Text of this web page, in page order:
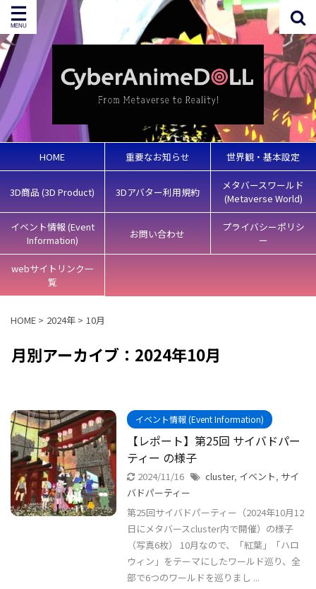
HOME 重要なお知らせ 世界観・基本設定
3D商品 (3D Product) 3Dアバター利用規約
メタバースワールド
(Metaverse World)
イベント情報 (Event
Information)
お問い合わせ
プライバシーポリシ
ー
webサイトリンク一
覧
HOME > 2024年 > 10月
月別アーカイブ：2024年10月
イベント情報 (Event Information)
【レポート】第25回 サイバドパー
ティー の様子
2024/11/16 cluster, イベント, サイ
バドパーティー
第25回サイバドパーティー（2024年10月12
日にメタバースcluster内で開催）の様子
（写真6枚） 10月なので、「紅葉」「ハロ
ウィン」をテーマにしたワールド巡り、全
部で6つのワールドを巡りまし ...